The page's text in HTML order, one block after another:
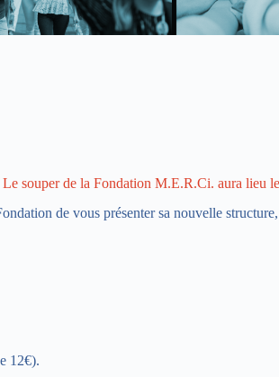
Le souper de la Fondation M.E.R.Ci. aura lieu
de vous présenter sa nouvelle
12€).